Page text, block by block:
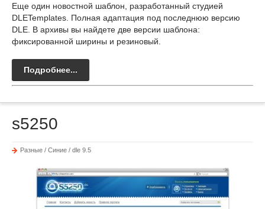
Еще один новостной шаблон, разработанный студией
DLETemplates. Полная адаптация под последнюю версию
DLE. В архивы вы найдете две версии шаблона:
фиксированной ширины и резиновый.
Подробнее...
s5250
Разные / Синие / dle 9.5